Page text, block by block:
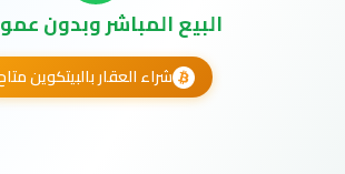
البيع المباشر وبدون
شراء العقار بالبيتكوين